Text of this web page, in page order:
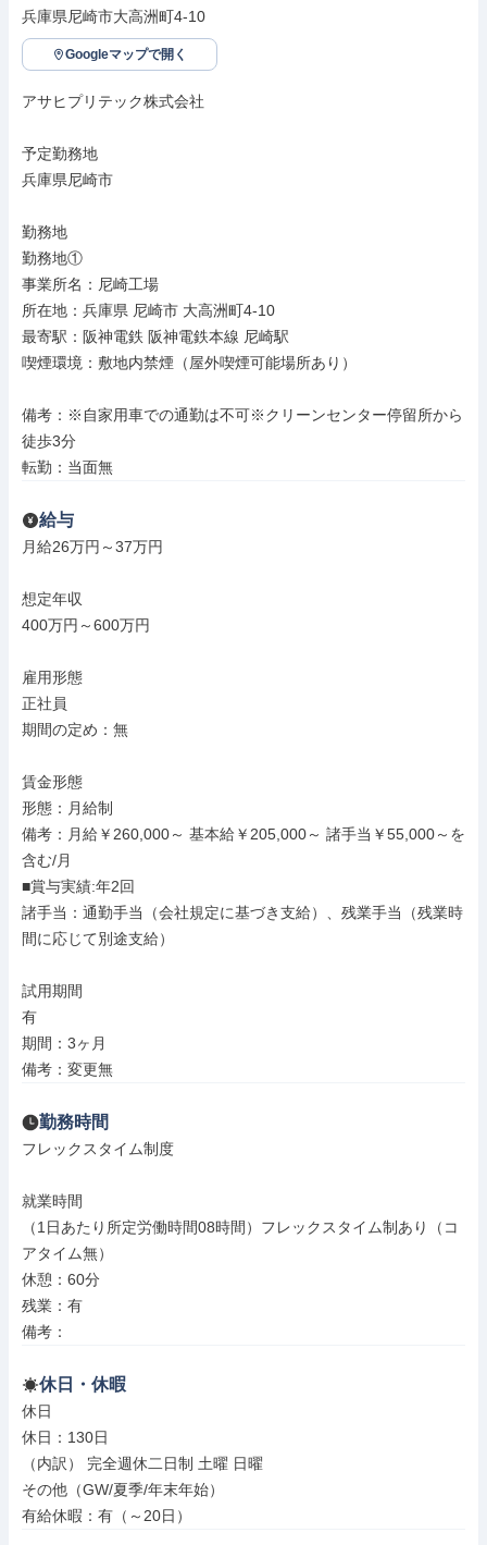
兵庫県尼崎市大高洲町4-10
Googleマップで開く
アサヒプリテック株式会社
予定勤務地
兵庫県尼崎市
勤務地
勤務地①
事業所名：尼崎工場
所在地：兵庫県 尼崎市 大高洲町4-10
最寄駅：阪神電鉄 阪神電鉄本線 尼崎駅
喫煙環境：敷地内禁煙（屋外喫煙可能場所あり）
備考：※自家用車での通勤は不可※クリーンセンター停留所から
徒歩3分
転勤：当面無
給与
月給26万円～37万円
想定年収
400万円～600万円
雇用形態
正社員
期間の定め：無
賃金形態
形態：月給制
備考：月給￥260,000～ 基本給￥205,000～ 諸手当￥55,000～を
含む/月
■賞与実績:年2回
諸手当：通勤手当（会社規定に基づき支給）、残業手当（残業時
間に応じて別途支給）
試用期間
有
期間：3ヶ月
備考：変更無
勤務時間
フレックスタイム制度
就業時間
（1日あたり所定労働時間08時間）フレックスタイム制あり（コ
アタイム無）
休憩：60分
残業：有
備考：
休日・休暇
休日
休日：130日
（内訳） 完全週休二日制 土曜 日曜
その他（GW/夏季/年末年始）
有給休暇：有（～20日）